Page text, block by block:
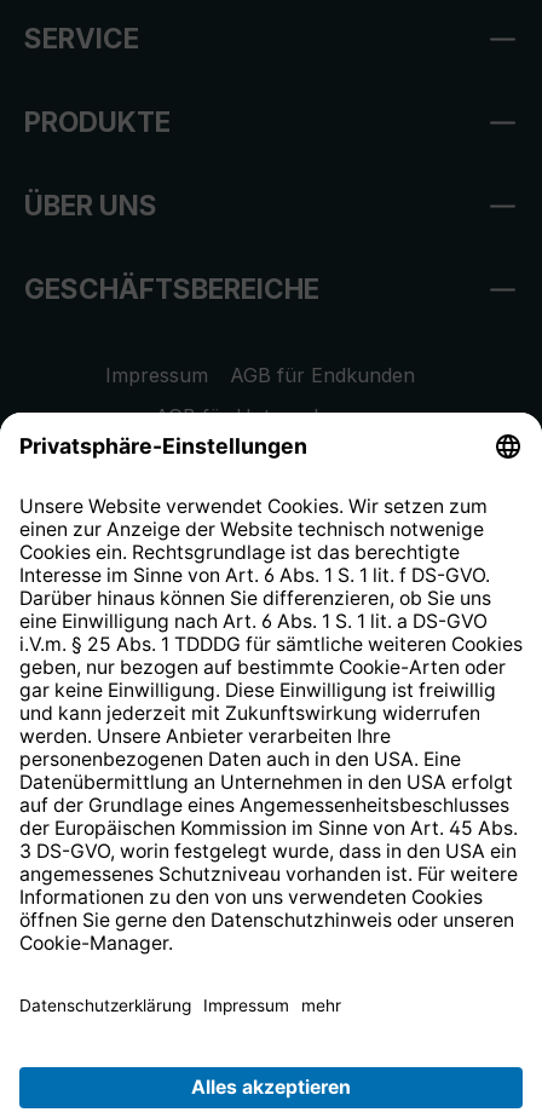
SERVICE
PRODUKTE
ÜBER UNS
GESCHÄFTSBEREICHE
Impressum
AGB für Endkunden
AGB für Unternehmen
Datenschutzhinweis
Widerrufsrecht
Hinweisgeberschutzsystem
Barrierefreiheit
* Alle Preise inkl. gesetzl. Mehrwertsteuer zzgl.
anders angegeben.
© 2026 TechniSat Digital GmbH